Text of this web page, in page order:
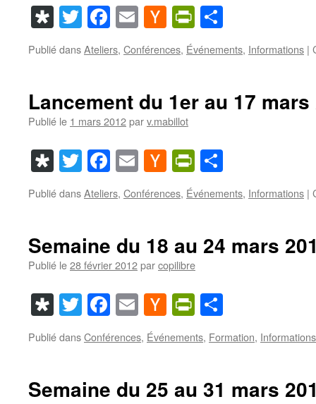
Diaspora
TwitterFacebook
EmailHacker
News
PrintFriendly
Publié dansAteliers, Conférences, Événements, Informations |
Lancement du 1er au 17 mars
Publié le 1 mars 2012parv.mabillot
Diaspora
TwitterFacebook
EmailHacker
News
PrintFriendly
Publié dansAteliers, Conférences, Événements, Informations |
Semaine du 18 au 24 mars
Publié le28 février 2012parcopilibre
Diaspora
TwitterFacebook
EmailHacker
News
PrintFriendly
Publié dansConférences, Événements, Formation, Informations
Semaine du 25 au 31 mars